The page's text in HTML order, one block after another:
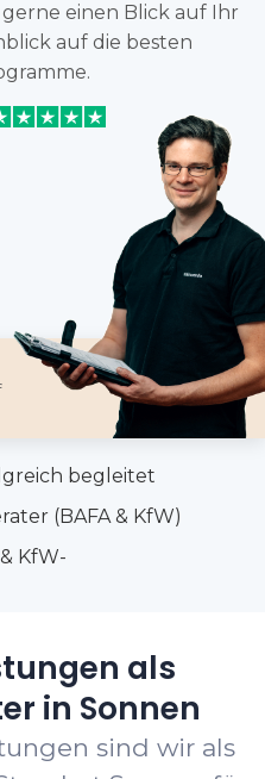
einen Blick auf Ihr
auf die besten
begleitet
(BAFA & KfW)
KfW-
als
in Sonnen
sind wir als